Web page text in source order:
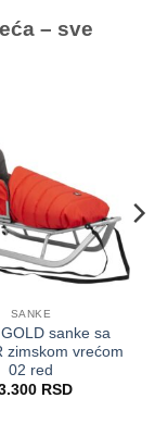
– sve
SANKE
sanke sa
zimskom vrećom
02 red
RSD